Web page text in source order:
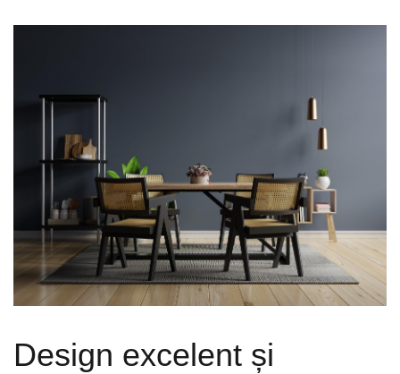
Design excelent și